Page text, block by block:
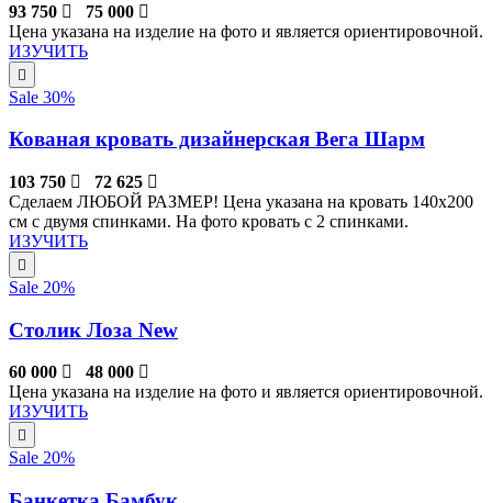
93 750
75 000
Цена указана на изделие на фото и является ориентировочной.
ИЗУЧИТЬ
Sale 30%
Кованая кровать дизайнерская Вега Шарм
103 750
72 625
Сделаем ЛЮБОЙ РАЗМЕР! Цена указана на кровать 140х200
см с двумя спинками. На фото кровать с 2 спинками.
ИЗУЧИТЬ
Sale 20%
Столик Лоза New
60 000
48 000
Цена указана на изделие на фото и является ориентировочной.
ИЗУЧИТЬ
Sale 20%